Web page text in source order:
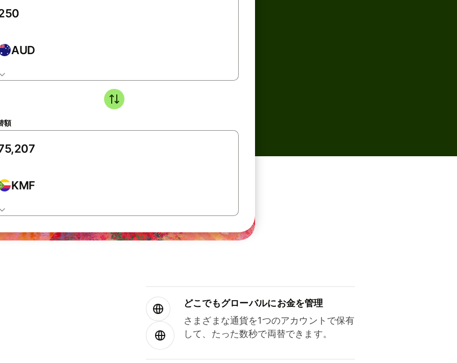
AUD
額
KMF
どこでもグ⁠ロ⁠ー⁠バ⁠ルにお金を管理
さまざまな通貨を1つのアカウントで保有
して、たった数秒で両替できます。